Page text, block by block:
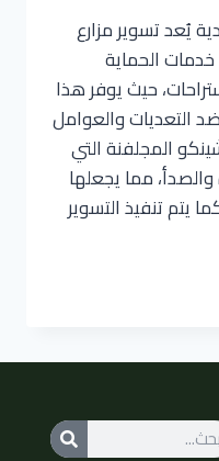
يُعد تسوير مزارع
الحماية
حيث يوفر هذا
التعديات والعوامل
المجلفنة التي
والصدأ، مما يجعلها
يتم تنفيذ التسوير